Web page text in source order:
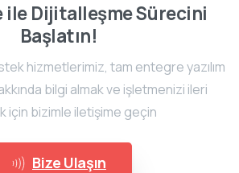
ile Dijitalleşme Sürecini
Başlatın!
hizmetlerimiz, tam entegre yazılım
bilgi almak ve işletmenizi ileri
için bizimle iletişime geçin
Bize Ulaşın